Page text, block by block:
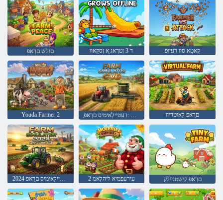
םולש םרַאפ ד 3 ןטרָאג ַא ןסקַאוו קַאטַא סוו רעיוּפ
Youda Farmer 2 ָאווע :רעטיילַאימיס םרַאפ םרַאפ לַאוטריוו
2 עירעפמיא ליהלָאמ םרַאפ קישטניילק